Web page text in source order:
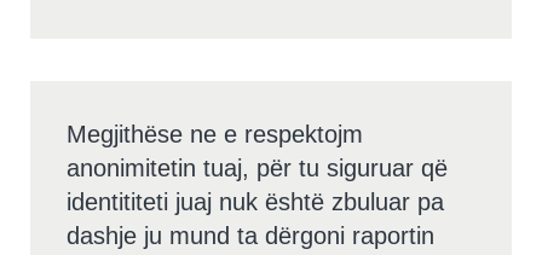
Megjithëse ne e respektojm
anonimitetin tuaj, për tu siguruar që
identititeti juaj nuk është zbuluar pa
dashje ju mund ta dërgoni raportin